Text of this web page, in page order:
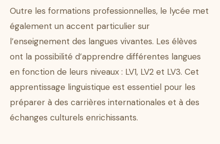
Outre les formations professionnelles, le lycée met
également un accent particulier sur
l’enseignement des langues vivantes. Les élèves
ont la possibilité d’apprendre différentes langues
en fonction de leurs niveaux : LV1, LV2 et LV3. Cet
apprentissage linguistique est essentiel pour les
préparer à des carrières internationales et à des
échanges culturels enrichissants.